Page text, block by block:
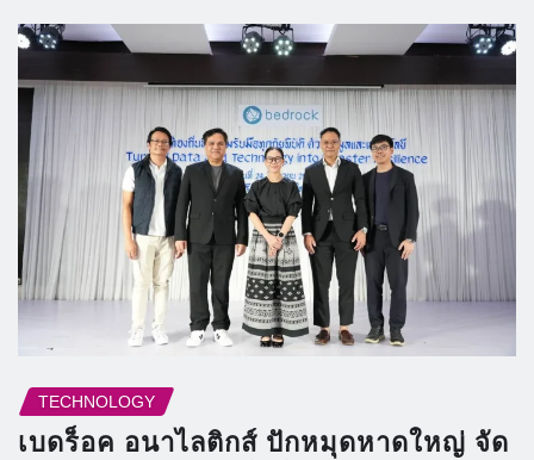
TECHNOLOGY
เบดร็อค อนาไลติกส์ ปักหมุดหาดใหญ่ จัด